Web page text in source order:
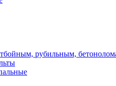
рубильным,